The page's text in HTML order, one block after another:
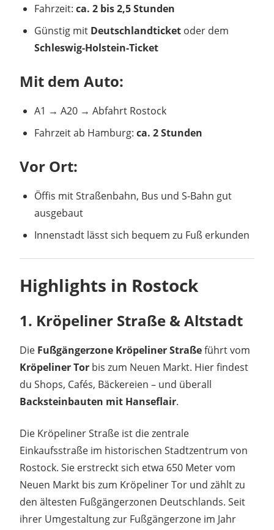
Fahrzeit: ca. 2 bis 2,5 Stunden
Günstig mit Deutschlandticket oder dem
Schleswig-Holstein-Ticket
Mit dem Auto:
A1 → A20 → Abfahrt Rostock
Fahrzeit ab Hamburg: ca. 2 Stunden
Vor Ort:
Öffis mit Straßenbahn, Bus und S-Bahn gut
ausgebaut
Innenstadt lässt sich bequem zu Fuß erkunden
Highlights in Rostock
1. Kröpeliner Straße & Altstadt
Die Fußgängerzone Kröpeliner Straßeführt vom
Kröpeliner Tor bis zum Neuen Markt. Hier findest
du Shops, Cafés, Bäckereien – und überall
Backsteinbauten mit Hanseflair.
Die Kröpeliner Straße ist die zentrale
Einkaufsstraße im historischen Stadtzentrum von
Rostock. Sie erstreckt sich etwa 650 Meter vom
Neuen Markt bis zum Kröpeliner Tor und zählt zu
den ältesten Fußgängerzonen Deutschlands. Seit
ihrer Umgestaltung zur Fußgängerzone im Jahr